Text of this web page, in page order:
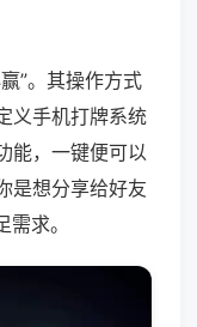
”。其操作方式
义手机打牌系统
能，一键便可以
是想分享给好友
求。